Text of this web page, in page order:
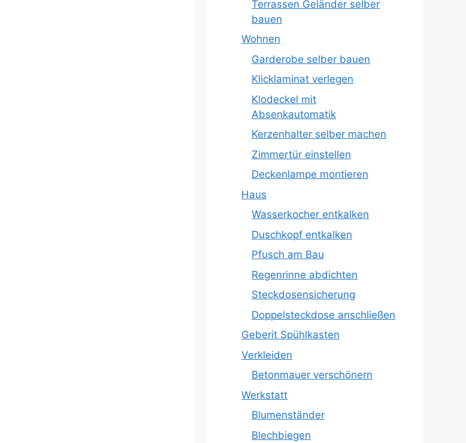
Terrassen Geländer selber
bauen
Wohnen
Garderobe selber bauen
Klicklaminat verlegen
Klodeckel mit
Absenkautomatik
Kerzenhalter selber machen
Zimmertür einstellen
Deckenlampe montieren
Haus
Wasserkocher entkalken
Duschkopf entkalken
Pfusch am Bau
Regenrinne abdichten
Steckdosensicherung
Doppelsteckdose anschließen
Geberit Spühlkasten
Verkleiden
Betonmauer verschönern
Werkstatt
Blumenständer
Blechbiegen